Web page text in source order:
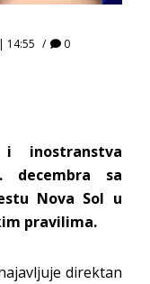
14:55 0
inostranstva
decembra sa
Nova Sol u
pravilima.
direktan